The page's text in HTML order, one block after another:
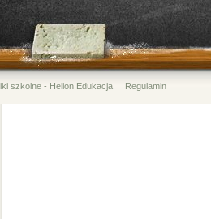
szkolne - Helion Edukacja Regulamin